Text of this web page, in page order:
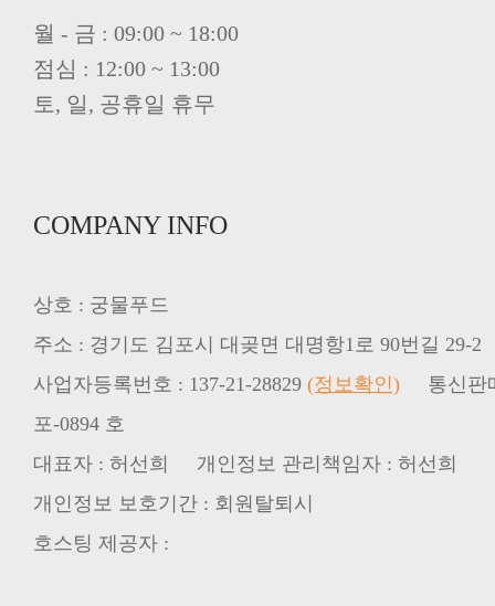
월 - 금 : 09:00 ~ 18:00
점심 : 12:00 ~ 13:00
토, 일, 공휴일 휴무
COMPANY INFO
상호 : 궁물푸드
주소 : 경기도 김포시 대곶면 대명항1로 90번길 29-2
사업자등록번호 : 137-21-28829 (정보확인) 통신판
포-0894 호
대표자 : 허선희 개인정보 관리책임자 : 허선희
개인정보 보호기간 : 회원탈퇴시
호스팅 제공자 :